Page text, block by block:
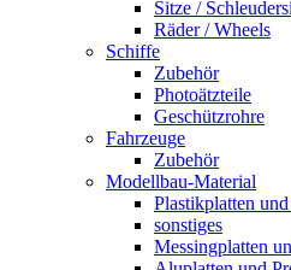
Sitze /
Räder / Wheels
Schiffe
Zubehör
Photoätzteile
Geschützrohre
Fahrzeuge
Zubehör
Modellbau-Material
Plastikplatten
sonstiges
Messingplatten